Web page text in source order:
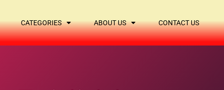
CATEGORIES ABOUT US CONTACT US